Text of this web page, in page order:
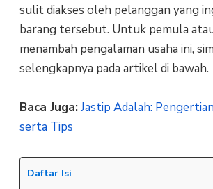
sulit diakses oleh pelanggan yang
barang tersebut. Untuk pemula
menambah pengalaman usaha ini,
selengkapnya pada artikel di bawah.
Baca Juga:Jastip Adalah:
serta Tips
Daftar Isi